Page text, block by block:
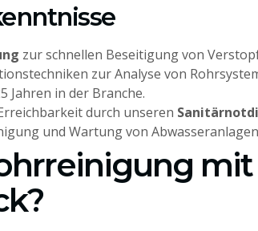
zur schnellen Beseitigung von
zur Analyse von
Jahren in der Branche.
durch unseren
und Wartung von
mit